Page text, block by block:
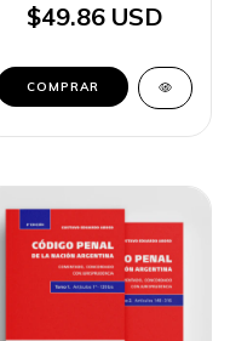
$49.86 USD
COMPRAR